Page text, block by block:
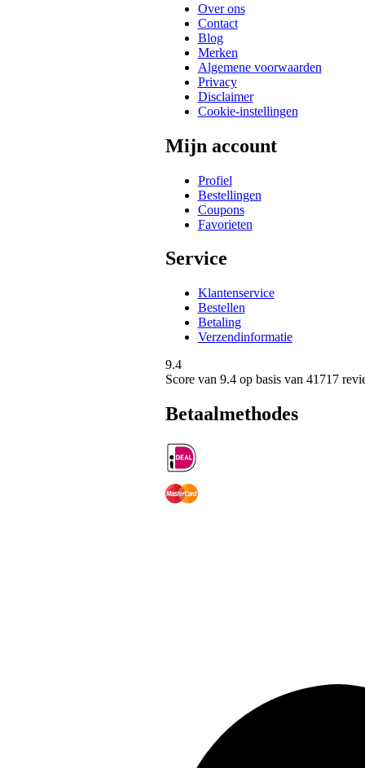
Over ons
Contact
Blog
Merken
Algemene voorwaarden
Privacy
Disclaimer
Cookie-instellingen
Mijn account
Profiel
Bestellingen
Coupons
Favorieten
Service
Klantenservice
Bestellen
Betaling
Verzendinformatie
9.4
Score van 9.4op basis van 41717
Betaalmethodes